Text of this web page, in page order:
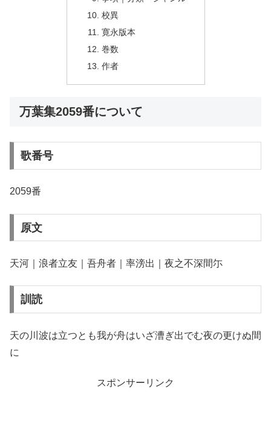
校異
寛永版本
巻数
作者
万葉集2059番について
歌番号
2059番
原文
天河｜浪者立友｜吾舟者｜率滂出｜夜之不深間尓
訓読
天の川波は立つとも我が舟はいざ漕ぎ出でむ夜の更けぬ間
に
スポンサーリンク